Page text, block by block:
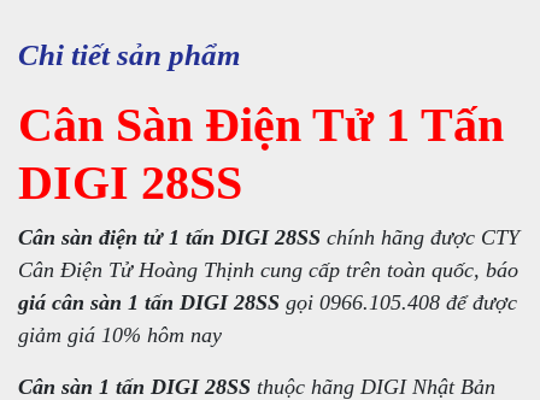
Chi tiết sản phẩm
Cân Sàn Điện Tử 1 Tấn
DIGI 28SS
Cân sàn điện tử 1 tấn DIGI 28SS chính hãng được CTY
Cân Điện Tử Hoàng Thịnh cung cấp trên toàn quốc, báo
giá cân sàn 1 tấn DIGI 28SS gọi 0966.105.408 để được
giảm giá 10% hôm nay
Cân sàn 1 tấn DIGI 28SS thuộc hãng DIGI Nhật Bản